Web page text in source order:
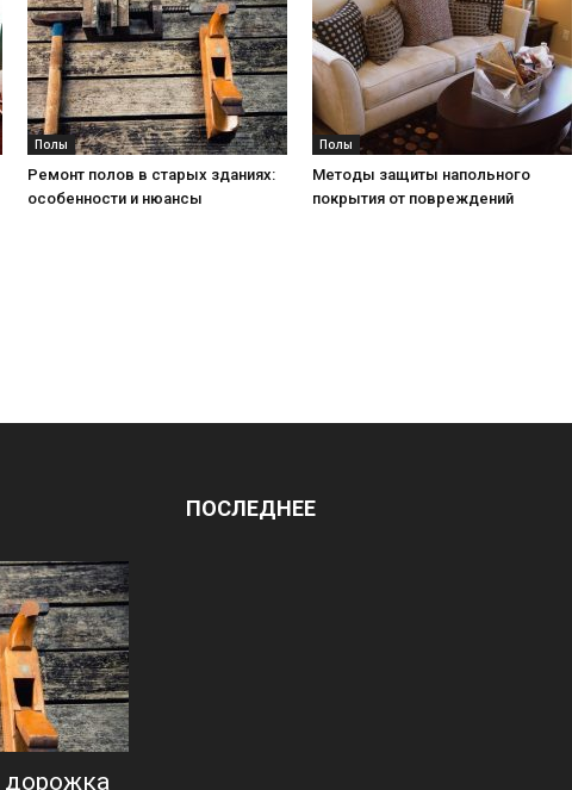
Полы
Ремонт полов в старых зданиях:
особенности и нюансы
Полы
Методы защиты напольного
покрытия от повреждений
дорожка
ПОСЛЕДНЕЕ